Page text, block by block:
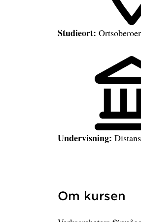
Studieort:
Undervisning:
Om kursen